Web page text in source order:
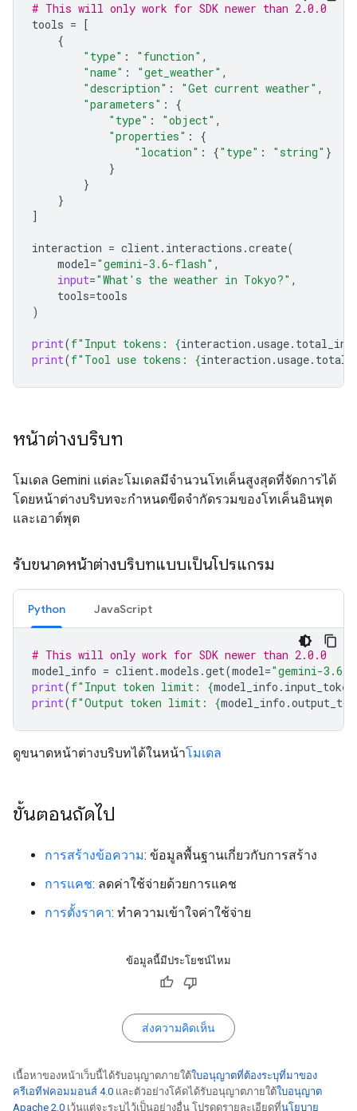
# This will only work for SDK newer than 2.0.0
tools = [
{
"type" : "function" ,
"name" : "get_weather" ,
"description" : "Get current weather" ,
"parameters" :
{
"type" : "object" ,
"properties" :
{
"location" : {"type" : "string" }
}
}
}
]
interaction = client. interactions .create(
model="gemini-3.6-flash" ,
input="What's the weather in Tokyo?" ,
tools=tools
)
print(f"Input tokens: {interaction .usage.
print(f"Tool use tokens: {interaction .usage.
หน้าต่างบริบท
โมเดล Gemini แต่ละโมเดลมีจำนวนโทเค็นสูงสุดที่จัดการได้
โดยหน้าต่างบริบทจะกำหนดขีดจำกัดรวมของโทเค็นอินพุต
และเอาต์พุต
รับขนาดหน้าต่างบริบทแบบเป็นโปรแกรม
Python JavaScript
# This will only work for SDK newer than 2.0.0
model_info = client.models .get(model="gemini-3.6-
print(f"Input token limit: {model_info .
print(f"Output token limit: {model_info .
ดูขนาดหน้าต่างบริบทได้ในหน้าโมเดล
ขั้นตอนถัดไป
การสร้างข้อความ: ข้อมูลพื้นฐานเกี่ยวกับการสร้าง
การแคช: ลดค่าใช้จ่ายด้วยการแคช
การตั้งราคา: ทำความเข้าใจค่าใช้จ่าย
ข้อมูลนี้มีประโยชน์ไหม
ส่งความคิดเห็น
เนื้อหาของหน้าเว็บนี้ได้รับอนุญาตภายใต้ใบอนุญาตที่ต้องระบุที่มาของ
ครีเอทีฟคอมมอนส์ 4.0 และตัวอย่างโค้ดได้รับอนุญาตภายใต้ใบอนุญาต
Apache 2.0 เว้นแต่จะระบุไว้เป็นอย่างอื่น โปรดดูรายละเอียดที่นโยบาย